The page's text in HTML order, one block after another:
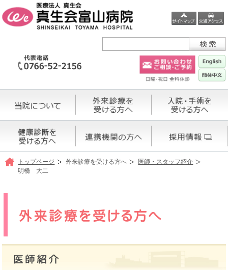
トップページ 外来診療を受ける方へ
医師・スタッフ紹介
明橋 大二